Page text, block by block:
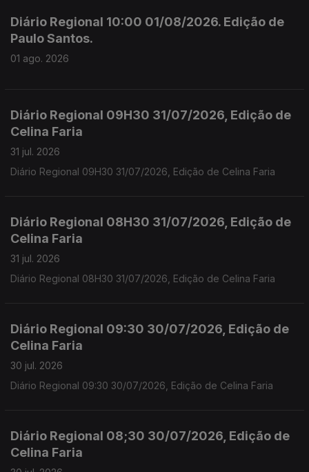
Diário Regional 10:00 01/08/2026. Edição de
Paulo Santos.
01 ago. 2026
Diário Regional 09H30 31/07/2026, Edição de
Celina Faria
31 jul. 2026
Diário Regional 09H30 31/07/2026, Edição de Celina Faria
Diário Regional 08H30 31/07/2026, Edição de
Celina Faria
31 jul. 2026
Diário Regional 08H30 31/07/2026, Edição de Celina Faria
Diário Regional 09:30 30/07/2026, Edição de
Celina Faria
30 jul. 2026
Diário Regional 09:30 30/07/2026, Edição de Celina Faria
Diário Regional 08;30 30/07/2026, Edição de
Celina Faria